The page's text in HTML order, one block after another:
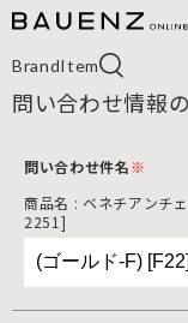
BrandItem
問い合わせ情報
問い合わせ件名※
商品名 : ベネチアンチ
2251]